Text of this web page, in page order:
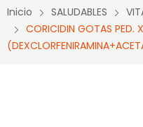
Inicio SALUDABLES
CORICIDIN GOTAS PED.